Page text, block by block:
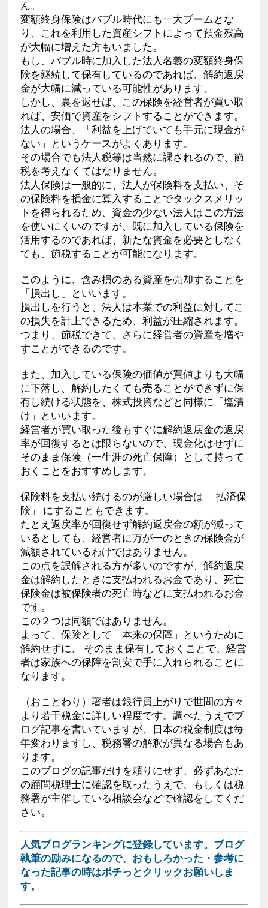
ん。
変額終身保険はバブル時代にも一大ブームとな
り、これを利用した資産シフトによって預金残高
が大幅に増えた方もいました。
もし、バブル時に加入した法人名義の変額終身保
険を継続して保有しているのであれば、解約返戻
金が大幅に減っている可能性があります。
しかし、裏を返せば、この保険を経営者が買い取
れば、安価で資産をシフトすることができます。
法人の場合、「利益を上げていても手元に現金が
ない」というケースがよくあります。
その場合でも法人税等は当然に課されるので、節
税を考えなくてはなりません。
法人保険は一般的に、法人が保険料を支払い、そ
の保険料を損金に算入することでタックスメリッ
トを得られるため、資金の少ない法人はこの方法
を使いにくいのですが、既に加入している保険を
活用するのであれば、新たな資金を必要としなく
ても、節税することが可能になります。
このように、含み損のある資産を売却することを
「損出し」といいます。
損出しを行うと、法人は本業での利益に対してこ
の損失を計上できるため、利益が圧縮されます。
つまり、節税できて、さらに経営者の資産を増や
すことができるのです。
また、加入している保険の価値が買値よりも大幅
に下落し、解約したくても売ることができずに保
有し続ける状態を、株式投資などと同様に「塩漬
け」といいます。
経営者が買い取った後もすぐに解約返戻金の返戻
率が回復するとは限らないので、現金化はせずに
そのまま保険（一生涯の死亡保障）として持って
おくことをおすすめします。
保険料を支払い続けるのが厳しい場合は 「払済保
険」 にすることもできます。
たとえ返戻率が回復せず解約返戻金の額が減って
いるとしても、経営者に万が一のときの保険金が
減額されているわけではありません。
この点を誤解される方が多いのですが、解約返戻
金は解約したときに支払われるお金であり、死亡
保険金は被保険者の死亡時などに支払われるお金
です。
この２つは同額ではありません。
よって、保険として「本来の保障」というために
解約せずに、 そのまま保有しておくことで、経営
者は家族への保障を割安で手に入れられることに
なります。
（おことわり）著者は銀行員上がりで世間の方々
より若干税金に詳しい程度です。調べたうえでブ
ログ記事を書いていますが、日本の税金制度は毎
年変わりますし、税務署の解釈が異なる場合もあ
ります。
このブログの記事だけを頼りにせず、必ずあなた
の顧問税理士に確認を取ったうえで、もしくは税
務署が主催している相談会などで確認をしてくだ
さい。
人気ブログランキングに登録しています。ブログ
執筆の励みになるので、おもしろかった・参考に
なった記事の時はポチっとクリックお願いしま
す。